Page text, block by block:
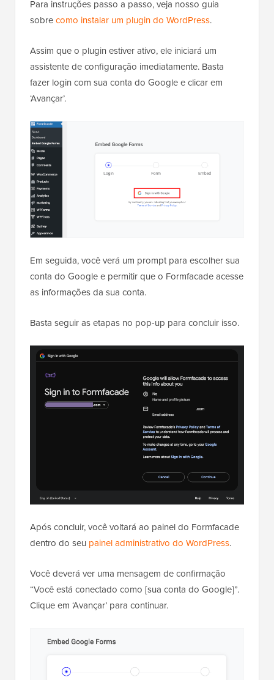
Para instruções passo a passo, veja nosso guia
sobrecomo instalar um plugin do WordPress.
Assim que o plugin estiver ativo, ele iniciará um
assistente de configuração imediatamente. Basta
fazer login com sua conta do Google e clicar em
‘Avançar’.
Em seguida, você verá um prompt para escolher sua
conta do Google e permitir que o Formfacade acesse
as informações da sua conta.
Basta seguir as etapas no pop-up para concluir isso.
Após concluir, você voltará ao painel do Formfacade
dentro do seu painel administrativo do WordPress.
Você deverá ver uma mensagem de confirmação
“Você está conectado como [sua conta do Google]”.
Clique em ‘Avançar’ para continuar.